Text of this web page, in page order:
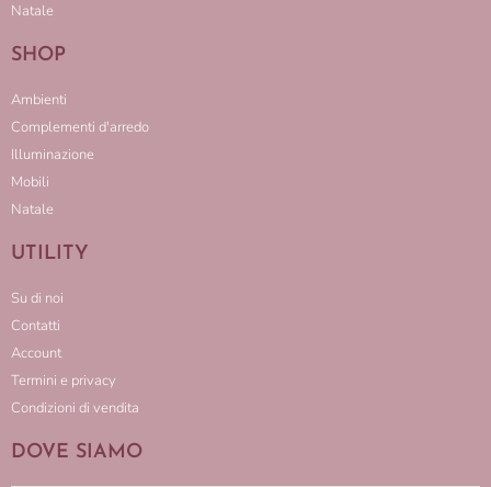
Natale
SHOP
Ambienti
Complementi d'arredo
Illuminazione
Mobili
Natale
UTILITY
Su di noi
Contatti
Account
Termini e privacy
Condizioni di vendita
DOVE SIAMO